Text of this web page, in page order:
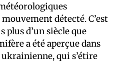
détecté. C’est
plus d’un siècle que
a été aperçue dans
qui s’étire